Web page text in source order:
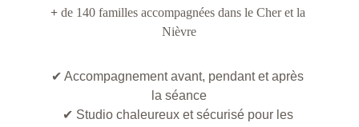
+ de 140 familles accompagnées dans le Cher et la
Nièvre
✔ Accompagnement avant, pendant et après
la séance
✔ Studio chaleureux et sécurisé pour les